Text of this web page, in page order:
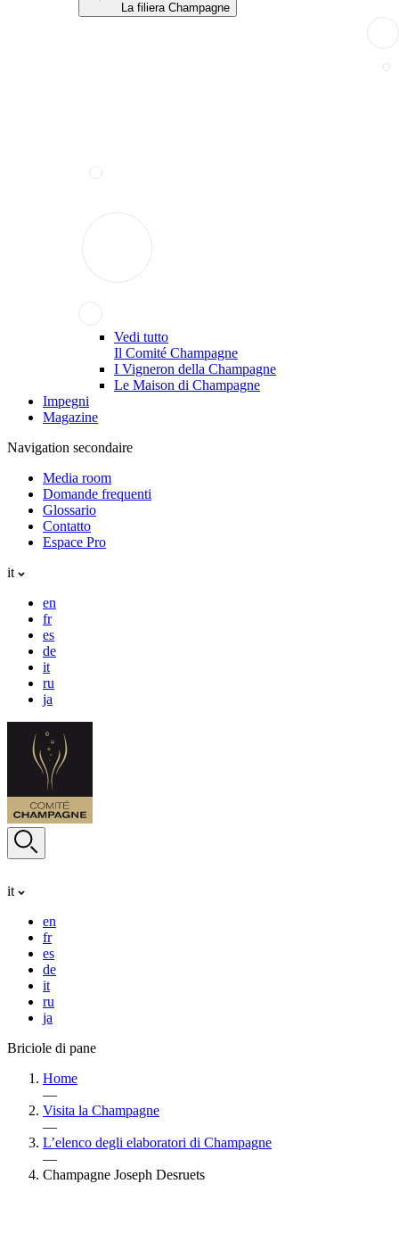
La filiera Champagne
Vedi tutto
Il Comité Champagne
I Vigneron della Champagne
Le Maison di Champagne
Impegni
Magazine
Navigation secondaire
Media room
Domande frequenti
Glossario
Contatto
Espace Pro
it
en
fr
es
de
it
ru
ja
it
en
fr
es
de
it
ru
ja
Briciole di pane
Home
—
Visita la Champagne
—
L’elenco degli elaboratori di Champagne
—
Champagne Joseph Desruets